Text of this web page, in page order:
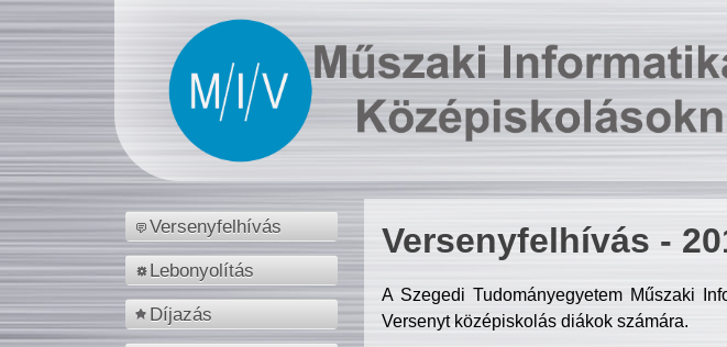
Versenyfelhívás
Lebonyolítás
Díjazás
Versenyfelhívás -
A Szegedi Tudományegyetem Műszaki
Versenyt középiskolás diákok számára.